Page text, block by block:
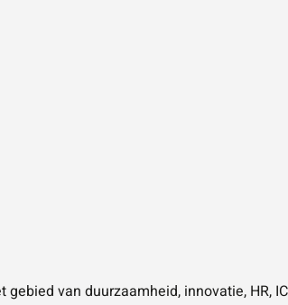
van duurzaamheid, innovatie, HR,